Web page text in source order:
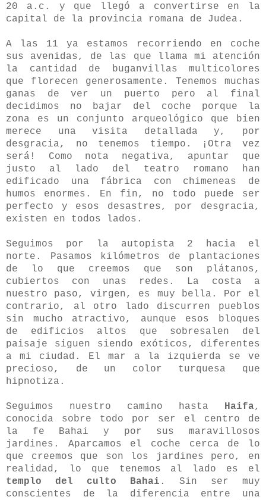
20 a.c. y que llegó a convertirse en la
capital de la provincia romana de Judea.
A las 11 ya estamos recorriendo en coche
sus avenidas, de las que llama mi atención
la cantidad de buganvillas multicolores
que florecen generosamente. Tenemos muchas
ganas de ver un puerto pero al final
decidimos no bajar del coche porque la
zona es un conjunto arqueológico que bien
merece una visita detallada y, por
desgracia, no tenemos tiempo. ¡Otra vez
será! Como nota negativa, apuntar que
justo al lado del teatro romano han
edificado una fábrica con chimeneas de
humos enormes. En fin, no todo puede ser
perfecto y esos desastres, por desgracia,
existen en todos lados.
Seguimos por la autopista 2 hacia el
norte. Pasamos kilómetros de plantaciones
de lo que creemos que son plátanos,
cubiertos con unas redes. La costa a
nuestro paso, virgen, es muy bella. Por el
contrario, al otro lado discurren pueblos
sin mucho atractivo, aunque esos bloques
de edificios altos que sobresalen del
paisaje siguen siendo exóticos, diferentes
a mi ciudad. El mar a la izquierda se ve
precioso, de un color turquesa que
hipnotiza.
Seguimos nuestro camino hasta Haifa,
conocida sobre todo por ser el centro de
la fe Bahai y por sus maravillosos
jardines. Aparcamos el coche cerca de lo
que creemos que son los jardines pero, en
realidad, lo que tenemos al lado es el
templo del culto Bahai . Sin ser muy
conscientes de la diferencia entre una